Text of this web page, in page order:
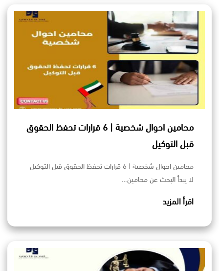
محامين احوال شخصية | 6 قرارات تحفظ الحقوق
قبل التوكيل
محامين احوال شخصية | 6 قرارات تحفظ الحقوق قبل التوكيل
لا يبدأ البحث عن محامين…
اقرأ المزيد